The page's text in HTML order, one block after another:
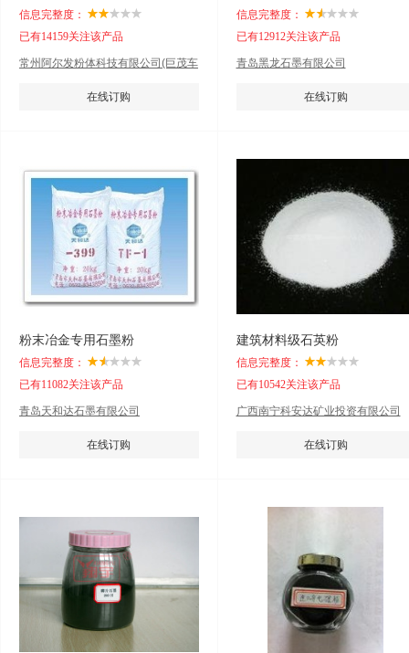
信息完整度：
已有14159关注该产品
常州阿尔发粉体科技有限公司(巨茂车
在线订购
信息完整度：
已有12912关注该产品
青岛黑龙石墨有限公司
在线订购
粉末冶金专用石墨粉
信息完整度：
已有11082关注该产品
青岛天和达石墨有限公司
在线订购
建筑材料级石英粉
信息完整度：
已有10542关注该产品
广西南宁科安达矿业投资有限公司
在线订购